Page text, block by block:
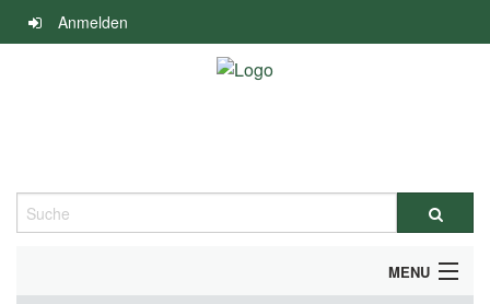
Navigation
überspringen
Anmelden
Suche
MENU